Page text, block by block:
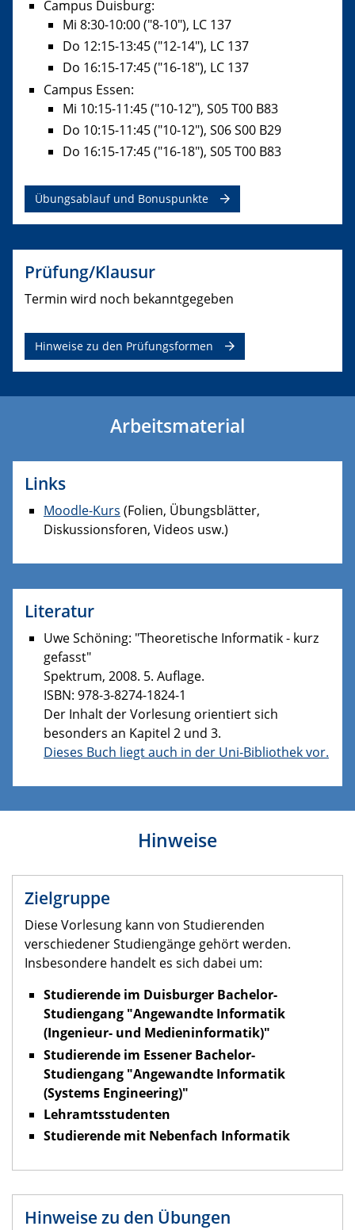
Campus Duisburg:
Mi 8:30-10:00 ("8-10"), LC 137
Do 12:15-13:45 ("12-14"), LC 137
Do 16:15-17:45 ("16-18"), LC 137
Campus Essen:
Mi 10:15-11:45 ("10-12"), S05 T00 B83
Do 10:15-11:45 ("10-12"), S06 S00 B29
Do 16:15-17:45 ("16-18"), S05 T00 B83
Übungsablauf und Bonuspunkte
Prüfung/Klausur
Termin wird noch bekanntgegeben
Hinweise zu den Prüfungsformen
Arbeitsmaterial
Links
Moodle-Kurs (Folien, Übungsblätter,
Diskussionsforen, Videos usw.)
Literatur
Uwe Schöning: "Theoretische Informatik - kurz
gefasst"
Spektrum, 2008. 5. Auflage.
ISBN: 978-3-8274-1824-1
Der Inhalt der Vorlesung orientiert sich
besonders an Kapitel 2 und 3.
Dieses Buch liegt auch in der Uni-Bibliothek vor.
Hinweise
Zielgruppe
Diese Vorlesung kann von Studierenden
verschiedener Studiengänge gehört werden.
Insbesondere handelt es sich dabei um:
Studierende im Duisburger Bachelor-
Studiengang "Angewandte Informatik
(Ingenieur- und Medieninformatik)"
Studierende im Essener Bachelor-
Studiengang "Angewandte Informatik
(Systems Engineering)"
Lehramtsstudenten
Studierende mit Nebenfach Informatik
Hinweise zu den Übungen